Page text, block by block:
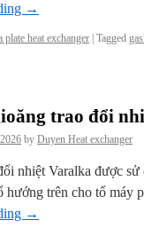
→
plate heat exchanger Tagged
trao đổi
by Duyen Heat exchanger
nhiệt Varalka được
hướng trên cho tổ
→